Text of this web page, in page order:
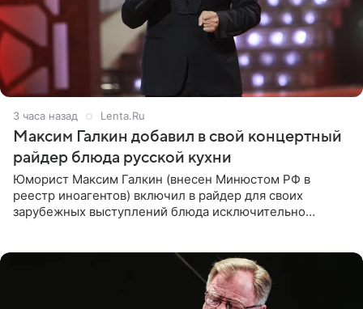
3 часа назад Lenta.Ru
Максим Галкин добавил в свой концертный
райдер блюда русской кухни
Юморист Максим Галкин (внесен Минюстом РФ в
реестр иноагентов) включил в райдер для своих
зарубежных выступлений блюда исключительно